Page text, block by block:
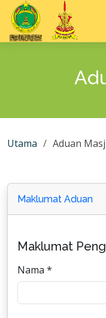
Utama Aduan
Maklumat Aduan
Maklumat
Nama *